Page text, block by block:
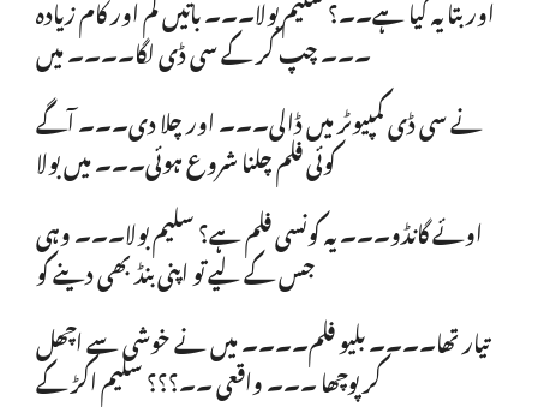
۔۔۔ چپ کر کے سی ڈی لگا۔۔۔۔ میں
نے سی ڈی کمپیوٹر میں ڈالی۔۔۔ اور چلا دی۔۔۔ آگے
کوئی فلم چلنا شروع ہوئی۔۔۔ میں بولا
اوئے گانڈو۔۔۔ یہ کونسی فلم ہے؟ سلیم بولا۔۔۔ وہی
جس کے لیے تو اپنی بنڈ بھی دینے کو
تیار تھا۔۔۔۔ بلیو فلم۔۔۔۔ میں نے خوشی سے اچھل
کر پوچھا ۔۔۔ واقعی ۔۔؟؟؟ سلیم اکڑ کے